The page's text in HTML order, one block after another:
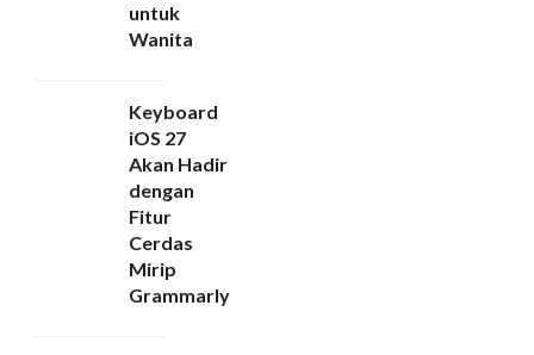
untuk
Wanita
Keyboard
iOS 27
Akan Hadir
dengan
Fitur
Cerdas
Mirip
Grammarly